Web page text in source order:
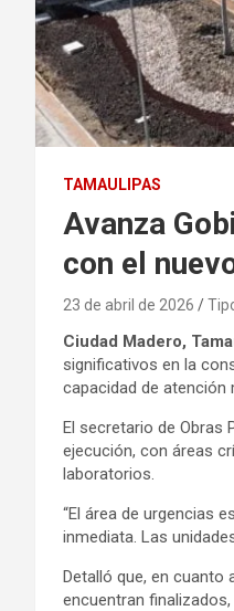
TAMAULIPAS
Avanza
con el
23 de abril de 2026
Ciudad Madero,
significativos en la
capacidad de atención
El secretario de Obras
ejecución, con áreas
laboratorios.
“El área de urgencias
inmediata. Las
Detalló que, en
encuentran